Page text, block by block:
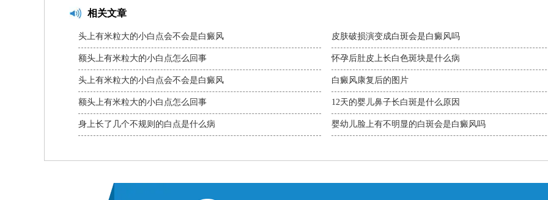
相关文章
头上有米粒大的小白点会不会是白癜风
额头上有米粒大的小白点怎么回事
头上有米粒大的小白点会不会是白癜风
额头上有米粒大的小白点怎么回事
身上长了几个不规则的白点是什么病
皮肤破损演变成白斑会是白癜风吗
怀孕后肚皮上长白色斑块是什么病
白癜风康复后的图片
12天的婴儿鼻子长白斑是什么原因
婴幼儿脸上有不明显的白斑会是白癜风吗